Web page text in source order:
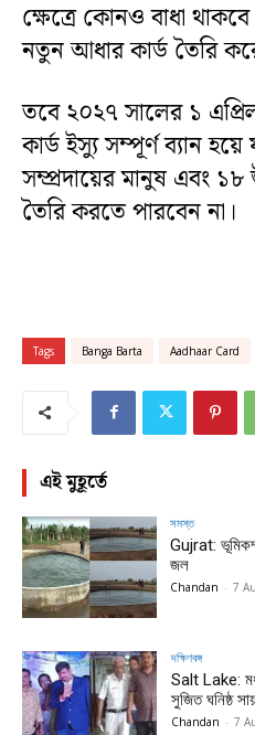
ক্ষেত্রে কোনও বাধা
নতুন আধার কার্ড তৈরি
তবে ২০২৭ সালের ১
কার্ড ইস্যু সম্পূর্ণ ব্যান
সম্প্রদায়ের মানুষ এবং
তৈরি করতে পারবেন না।
Tags Banga Barta Aadhaar Card
এই মুহূর্তে
সমস্ত
Gujrat:
জল
Chandan - 7
দক্ষিণবঙ্গ
Salt Lake:
সুজিত ঘনিষ্ঠ
Chandan - 7